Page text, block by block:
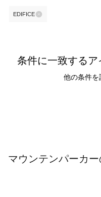
EDIFICE
条件に一致する
他の条件を
マウンテンパーカ